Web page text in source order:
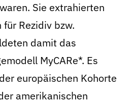
Sie extrahierten
Rezidiv bzw.
damit das
MyCARe*. Es
europäischen Kohorte
amerikanischen